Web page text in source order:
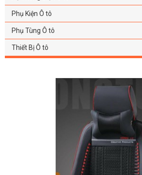
Phụ Kiện Ô tô
Phụ Tùng Ô tô
Thiết Bị Ô tô